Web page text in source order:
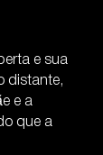
e sua
distante,
e a
que a